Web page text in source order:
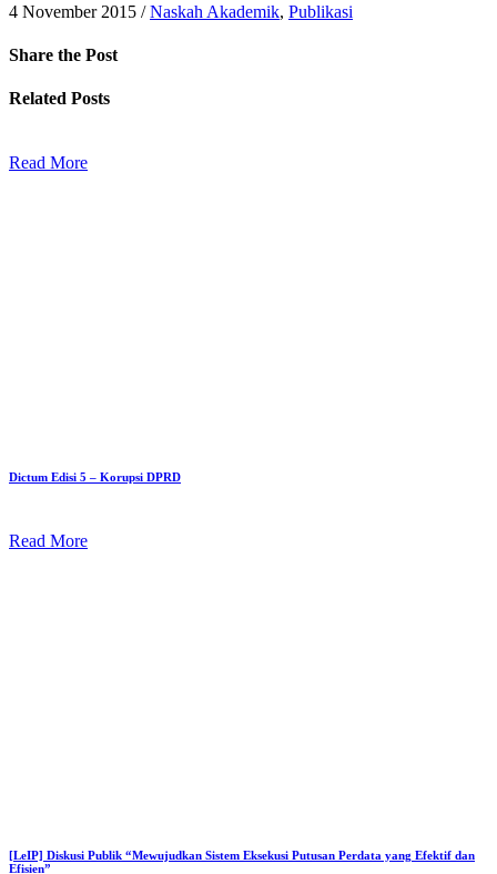
4 November 2015 / Naskah Akademik, Publikasi
Share the Post
Related Posts
Read More
Dictum Edisi 5 – Korupsi DPRD
Read More
[LeIP] Diskusi Publik “Mewujudkan Sistem Eksekusi Putusan Perdata yang Efektif dan
Efisien”